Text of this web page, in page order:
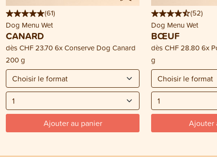
(61)
Dog Menu Wet
CANARD
dèsCHF 23.706x Conserve Dog Canard
200 g
Ajouter au panier
(52)
Dog Menu Wet
BŒUF
dèsCHF 28.806x
g
Ajouter